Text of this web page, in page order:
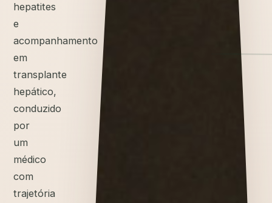
hepatites
e
acompanhamento
em
transplante
hepático,
conduzido
por
um
médico
com
trajetória